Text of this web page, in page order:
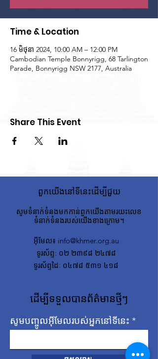
Time & Location
16 មិថុនា 2024, 10:00 AM – 12:00 PM
Cambodian Temple Bonnyrigg, 68 Tarlington
Parade, Bonnyrigg NSW 2177, Australia
Share This Event
ពួកយើងនៅទីនេះដើម្បីជួយ
សូមទំនាក់ទំនងមកកាន់ពួកយើងតាមរយះលេខ
ទំនាក់ទំនងរបស់យើងខាងក្រោម។
អ៊ីមែល៖ info@khmer.org.au
ទូរស័ព្ទ: ០២ ២៣៩៨ ២៤៧៨
ទូរស័ព្ទដៃៈ ០៤៧៨ ៥៣១ ៤១៨
ដើម្បីទទួលបានព័ត៌មានថ្មីៗ
សូមបញ្ចូលអ៊ីមែលរបស់អ្នកនៅទីនេះ